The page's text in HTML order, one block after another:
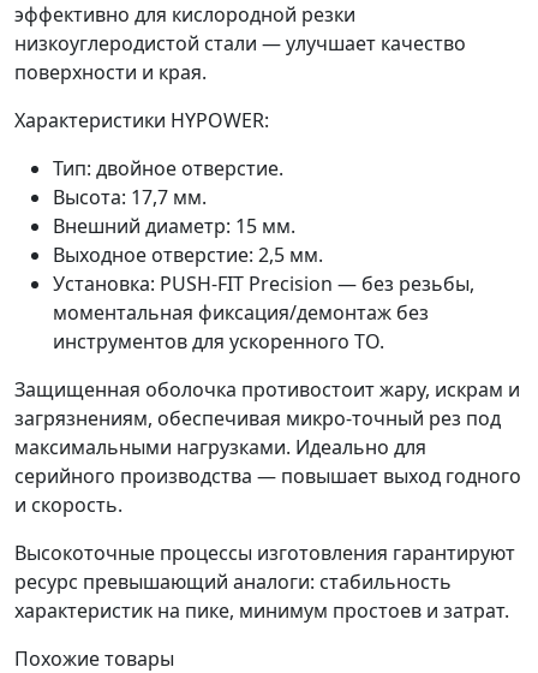
эффективно для кислородной резки
низкоуглеродистой стали — улучшает качество
поверхности и края.
Характеристики HYPOWER:
Тип: двойное отверстие.
Высота: 17,7 мм.
Внешний диаметр: 15 мм.
Выходное отверстие: 2,5 мм.
Установка: PUSH-FIT Precision — без резьбы,
моментальная фиксация/демонтаж без
инструментов для ускоренного ТО.
Защищенная оболочка противостоит жару, искрам и
загрязнениям, обеспечивая микро-точный рез под
максимальными нагрузками. Идеально для
серийного производства — повышает выход годного
и скорость.
Высокоточные процессы изготовления гарантируют
ресурс превышающий аналоги: стабильность
характеристик на пике, минимум простоев и затрат.
Похожие товары